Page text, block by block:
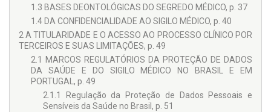
1.3 BASES DEONTOLÓGICAS DO SEGREDO MÉDICO, p. 37
1.4 DA CONFIDENCIALIDADE AO SIGILO MÉDICO, p. 40
2 A TITULARIDADE E O ACESSO AO PROCESSO CLÍNICO POR
TERCEIROS E SUAS LIMITAÇÕES, p. 49
2.1 MARCOS REGULATÓRIOS DA PROTEÇÃO DE DADOS
DA SAÚDE E DO SIGILO MÉDICO NO BRASIL E EM
PORTUGAL, p. 49
2.1.1 Regulação da Proteção de Dados Pessoais e
Sensíveis da Saúde no Brasil, p. 51